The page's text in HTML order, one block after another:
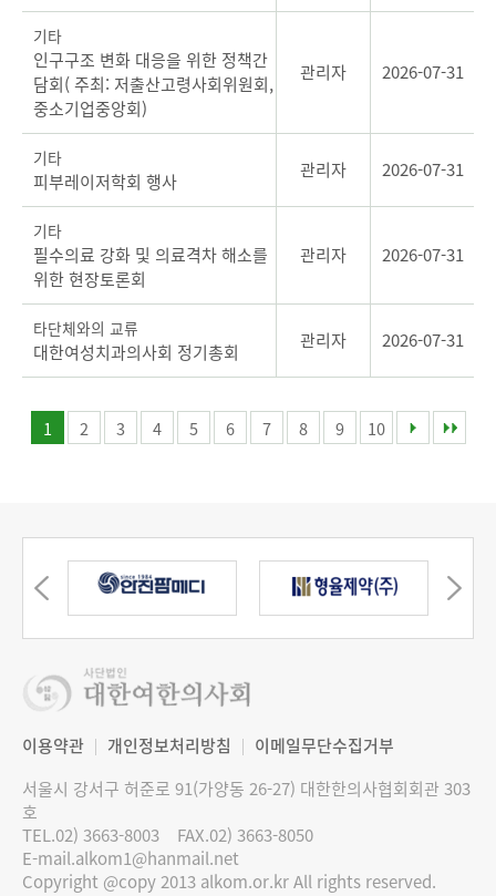
기타
인구구조 변화 대응을 위한 정책간
담회( 주최: 저출산고령사회위원회,
중소기업중앙회)
관리자 2026-07-31
기타
피부레이저학회 행사 관리자 2026-07-31
기타
필수의료 강화 및 의료격차 해소를
위한 현장토론회
관리자 2026-07-31
타단체와의 교류
대한여성치과의사회 정기총회 관리자 2026-07-31
1 2 3 4 5 6 7 8 9 10
이용약관 개인정보처리방침
이메일무단수집거부
서울시 강서구 허준로 91(가양동 26-27) 대한한의사협회회관 303
호
TEL.02) 3663-8003
FAX.02) 3663-8050
E-mail.alkom1@hanmail.net
Copyright @copy 2013 alkom.or.kr All rights reserved.